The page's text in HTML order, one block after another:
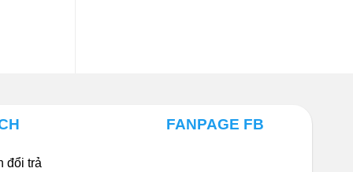
đổi trả
FANPAGE FB